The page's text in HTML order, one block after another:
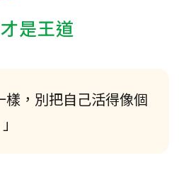
是王道
樣，別把自己活得像個